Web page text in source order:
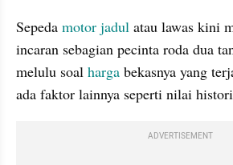
Sepeda motor jadul atau lawas kini
incaran sebagian pecinta roda dua
melulu soal harga bekasnya yang
ada faktor lainnya seperti nilai
ADVERTISEMENT